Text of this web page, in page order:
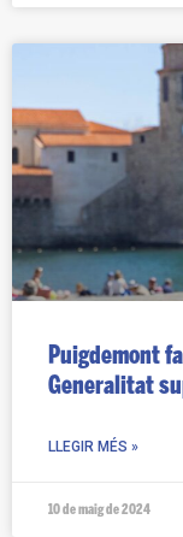
Puigdemont
Generalitat
LLEGIR MÉS »
10 de maig de 2024